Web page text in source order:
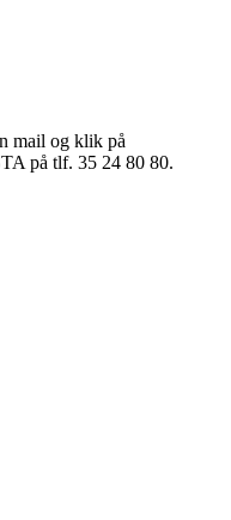
mail og klik på
på tlf. 35 24 80 80.